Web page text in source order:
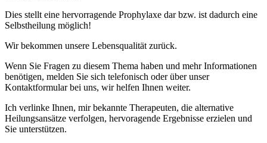
Dies stellt eine hervorragende Prophylaxe dar bzw. ist dadurch eine
Selbstheilung möglich!
Wir bekommen unsere Lebensqualität zurück.
Wenn Sie Fragen zu diesem Thema haben und mehr Informationen
benötigen, melden Sie sich telefonisch oder über unser
Kontaktformular bei uns, wir helfen Ihnen weiter.
Ich verlinke Ihnen, mir bekannte Therapeuten, die alternative
Heilungsansätze verfolgen, hervoragende Ergebnisse erzielen und
Sie unterstützen.